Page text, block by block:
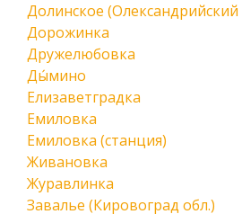
Долинское (Олександрийский
Дорожинка
Дружелюбовка
Ды́мино
Елизаветградка
Емиловка
Емиловка (станция)
Живановка
Журавлинка
Завалье (Кировоград обл.)